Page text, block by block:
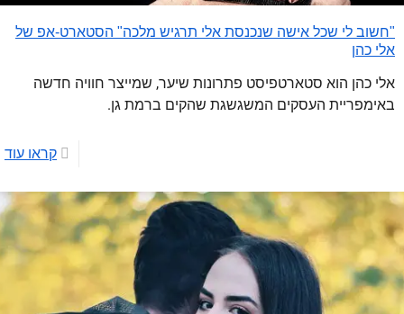
"חשוב לי שכל אישה שנכנסת אלי תרגיש מלכה" הסטארט-אפ של
אלי כהן
אלי כהן הוא סטארטפיסט פתרונות שיער, שמייצר חוויה חדשה
באימפריית העסקים המשגשגת שהקים ברמת גן.
קראו עוד